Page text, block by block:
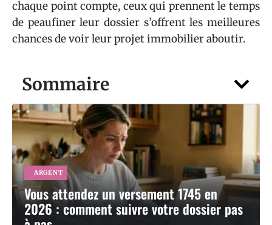
Sommaire
ARGENT
Vous attendez un versement 1745 en
2026 : comment suivre votre dossier pas
chaque point compte, ceux qui prennent le temps
de peaufiner leur dossier s’offrent les meilleures
chances de voir leur projet immobilier aboutir.